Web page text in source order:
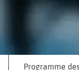
Programme